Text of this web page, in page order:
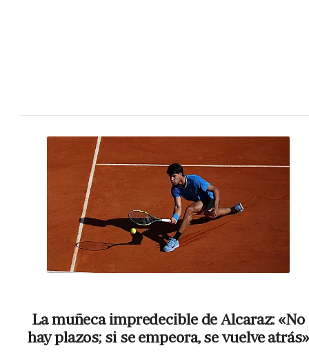
La muñeca impredecible de Alcaraz: «No
hay plazos; si se empeora, se vuelve atrás»